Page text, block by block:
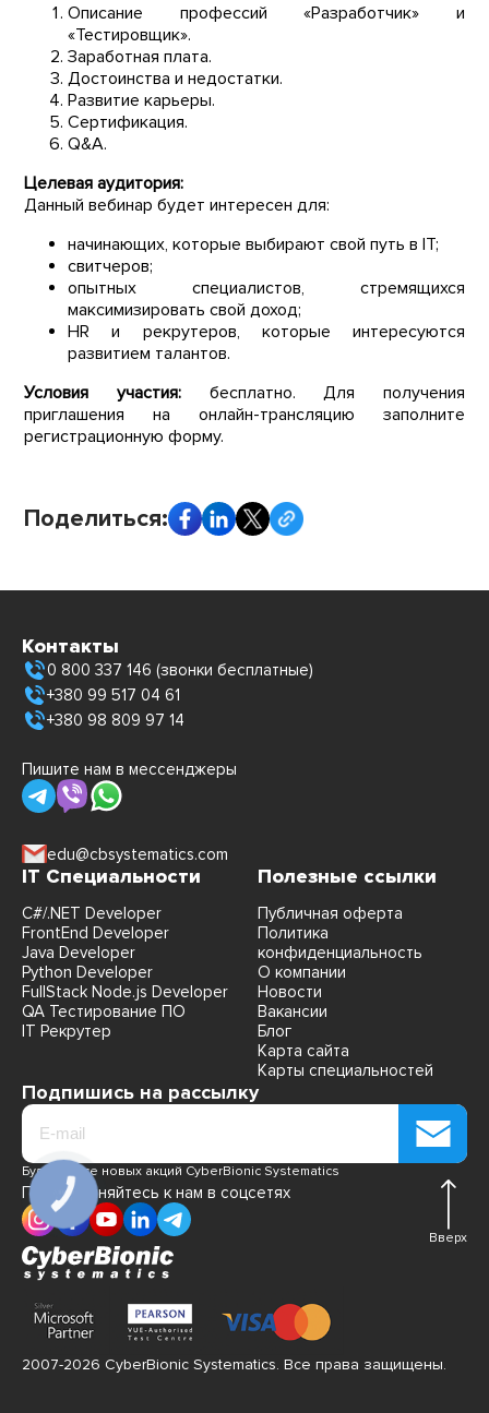
Описание профессий «Разработчик» и
«Тестировщик».
Заработная плата.
Достоинства и недостатки.
Развитие карьеры.
Сертификация.
Q&A.
Целевая аудитория:
Данный вебинар будет интересен для:
начинающих, которые выбирают свой путь в IT;
свитчеров;
опытных специалистов, стремящихся
максимизировать свой доход;
HR и рекрутеров, которые интересуются
развитием талантов.
Условия участия:бесплатно. Для получения
приглашения на онлайн-трансляцию заполните
регистрационную форму.
Поделиться:
Контакты
0 800 337 146 (звонки бесплатные)
+380 99 517 04 61
+380 98 809 97 14
Пишите нам в мессенджеры
edu@cbsystematics.com
IT Специальности
C#/.NET Developer
FrontEnd Developer
Java Developer
Python Developer
FullStack Node.js Developer
QA Тестирование ПО
IT Рекрутер
Полезные ссылки
Публичная оферта
Политика
конфиденциальность
О компании
Новости
Вакансии
Блог
Карта сайта
Карты специальностей
Подпишись на рассылку
Будь в курсе новых акций CyberBionic Systematics
Присоединяйтесь к нам в соцсетях
Вверх
2007-2026 CyberBionic Systematics. Все права защищены.
КНОПКА
СВЯЗИ